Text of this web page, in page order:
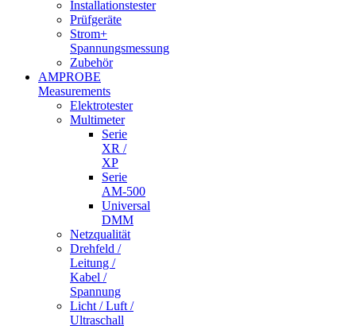
Installationstester
Prüfgeräte
Strom+
Spannungsmessung
Zubehör
AMPROBE
Measurements
Elektrotester
Multimeter
Serie
XR /
XP
Serie
AM-500
Universal
DMM
Netzqualität
Drehfeld /
Leitung /
Kabel /
Spannung
Licht / Luft /
Ultraschall